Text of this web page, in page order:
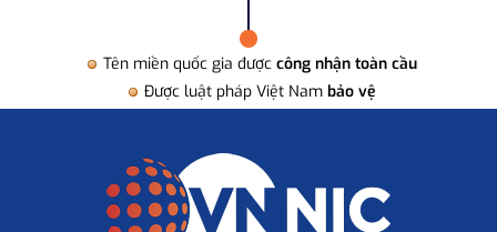
Tên miền quốc gia được công nhận toàn cầu
Được luật pháp Việt Nam bảo vệ